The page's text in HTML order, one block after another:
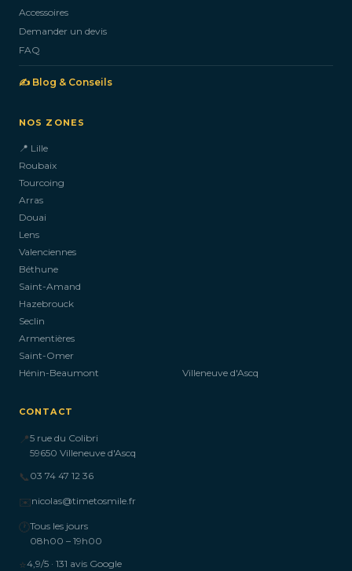
Accessoires
Demander un devis
FAQ
✍️ Blog & Conseils
NOS ZONES
📍 Lille
Roubaix
Tourcoing
Arras
Douai
Lens
Valenciennes
Béthune
Saint-Amand
Hazebrouck
Seclin
Armentières
Saint-Omer
Hénin-Beaumont
Villeneuve d'Ascq
CONTACT
📍5 rue du Colibri
59650 Villeneuve d'Ascq
📞 03 74 47 12 36
✉️nicolas@timetosmile.fr
🕐Tous les jours
08h00 – 19h00
⭐4,9/5 · 131 avis Google